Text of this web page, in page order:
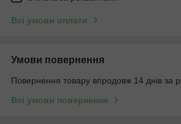
Всі умови оплати
Умови повернення
Повернення товару впродовж 14 днів за
Всі умови повернення